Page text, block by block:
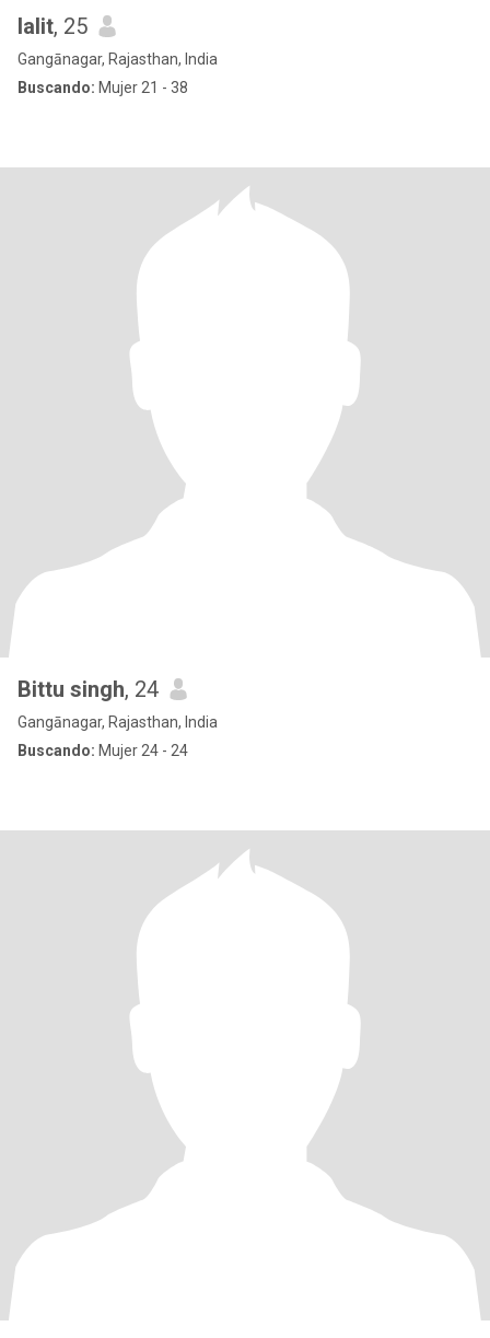
lalit, 25
Gangānagar, Rajasthan, India
Buscando: Mujer 21 - 38
Bittu singh, 24
Gangānagar, Rajasthan, India
Buscando: Mujer 24 - 24